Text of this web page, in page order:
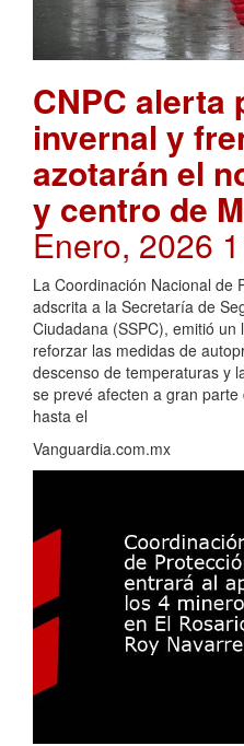
CNPC alerta
invernal y
azotarán el
y centro de
Enero, 2026
La Coordinación Nacional de
adscrita a la Secretaría de
Ciudadana (SSPC), emitió
reforzar las medidas de
descenso de temperaturas y
se prevé afecten a gran
hasta el
Vanguardia.com.mx